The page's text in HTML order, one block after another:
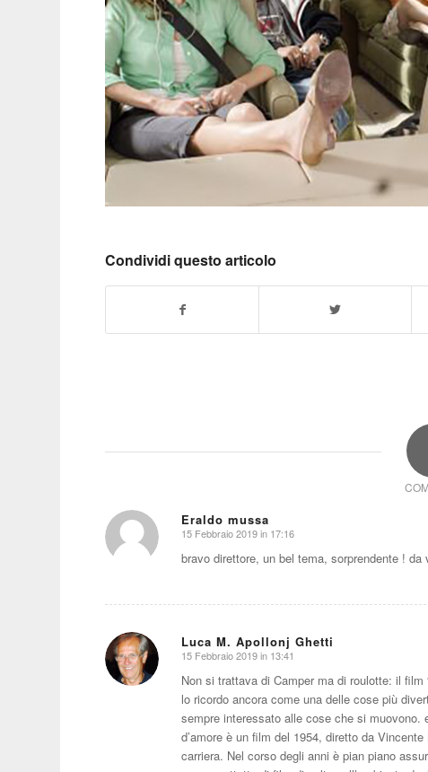
Condividi questo articolo
Eraldo mussa
dice:
15 Febbraio 2019 in 17:16
bravo direttore, un bel tema, sorprendente ! da
Luca M. Apollonj Ghetti
dice:
15 Febbraio 2019 in 13:41
Non si trattava di Camper ma di roulotte: il film
lo ricordo ancora come una delle cose più
sempre interessato alle cose che si muovono.
d’amore è un film del 1954, diretto da
carriera. Nel corso degli anni è pian piano